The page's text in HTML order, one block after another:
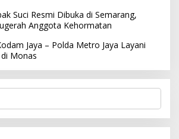
Suci Resmi Dibuka di Semarang,
Anggota Kehormatan
Jaya – Polda Metro Jaya Layani
Monas